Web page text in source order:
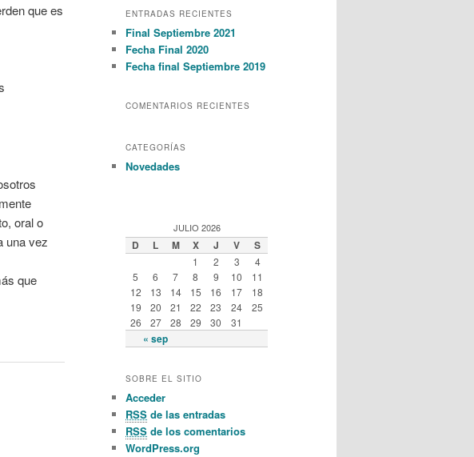
que es
oral o
una vez
que
r
h
ENTRADAS RECIENTES
Final Septiembre 2021
Fecha Final 2020
Fecha final Septiembre 2019
COMENTARIOS RECIENTES
CATEGORÍAS
Novedades
JULIO 2026
D L M X J V S
« sep
1 2 3
4
5
6 7 8 9 10
11
12
13 14 15 16 17
18
19
20 21 22 23 24
25
26
27 28 29 30 31
SOBRE EL SITIO
Acceder
RSS de las entradas
RSS de los comentarios
WordPress.org